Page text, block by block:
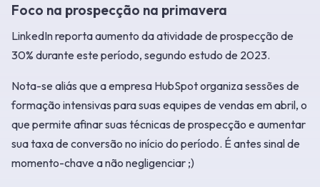
Foco na prospecção na primavera
LinkedIn reporta aumento da atividade de prospecção de
30% durante este período, segundo estudo de 2023.
Nota-se aliás que a empresa HubSpot organiza sessões de
formação intensivas para suas equipes de vendas em abril, o
que permite afinar suas técnicas de prospecção e aumentar
sua taxa de conversão no início do período. É antes sinal de
momento-chave a não negligenciar ;)